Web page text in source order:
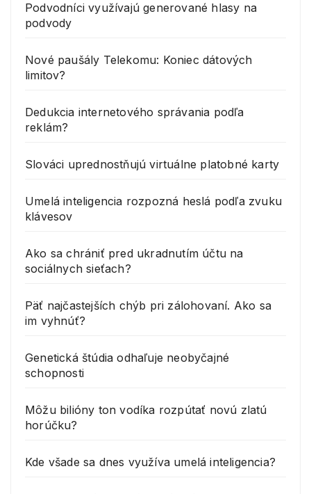
Podvodníci využívajú generované hlasy na
podvody
Nové paušály Telekomu: Koniec dátových
limitov?
Dedukcia internetového správania podľa
reklám?
Slováci uprednostňujú virtuálne platobné karty
Umelá inteligencia rozpozná heslá podľa zvuku
klávesov
Ako sa chrániť pred ukradnutím účtu na
sociálnych sieťach?
Päť najčastejších chýb pri zálohovaní. Ako sa
im vyhnúť?
Genetická štúdia odhaľuje neobyčajné
schopnosti
Môžu bilióny ton vodíka rozpútať novú zlatú
horúčku?
Kde všade sa dnes využíva umelá inteligencia?